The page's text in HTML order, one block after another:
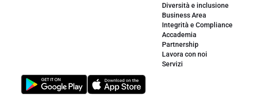
Diversità e inclusione
Business Area
Integrità e Compliance
Accademia
Partnership
Lavora con noi
Servizi